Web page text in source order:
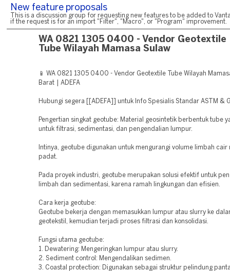
New feature proposals
This is a discussion group for requesting new features to be added to
if the request is for an import "Filter", "Macro", or "Program" improvement.
WA 0821 1305 0400 - Vendor Geotextile
Tube Wilayah Mamasa Sulaw
📱 WA 0821 1305 0400 - Vendor Geotextile Tube Wilayah
Barat | ADEFA
Hubungi segera [[ADEFA]] untuk Info Spesialis Standar ASTM &
Pengertian singkat geotube: Material geosintetik berbentuk tube
untuk filtrasi, sedimentasi, dan pengendalian lumpur.
Intinya, geotube digunakan untuk mengurangi volume limbah cair
padat.
Pada proyek industri, geotube merupakan solusi efektif untuk
limbah dan sedimentasi, karena ramah lingkungan dan efisien.
Cara kerja geotube:
Geotube bekerja dengan memasukkan lumpur atau slurry ke
geotekstil, kemudian terjadi proses filtrasi dan konsolidasi.
Fungsi utama geotube:
1. Dewatering: Mengeringkan lumpur atau slurry.
2. Sediment control: Mengendalikan sedimen.
3. Coastal protection: Digunakan sebagai struktur pelindung